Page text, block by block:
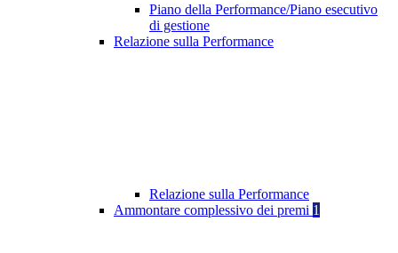
Piano della Performance/Piano esecutivo
di gestione
Relazione sulla Performance
Relazione sulla Performance
Ammontare complessivo dei premi 1